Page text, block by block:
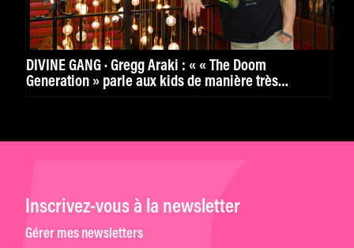
DIVINE GANG · Gregg Araki : « « The Doom
Generation » parle aux kids de manière très
Inscrivez-vous à la newsletter
Gérer mes newsletters